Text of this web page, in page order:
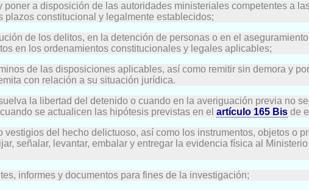
a disposición de las autoridades ministeriales competentes a
plazos constitucional y legalmente establecidos;
de los delitos, en la detención de personas o en el
en los ordenamientos constitucionales y legales aplicables;
de las disposiciones aplicables, así como remitir sin demora y
con relación a su situación jurídica.
la libertad del detenido o cuando en la averiguación previa no
se actualicen las hipótesis previstas en el artículo 165 Bis de
del hecho delictuoso, así como los instrumentos, objetos o
señalar, levantar, embalar y entregar la evidencia física al
informes y documentos para fines de la investigación;